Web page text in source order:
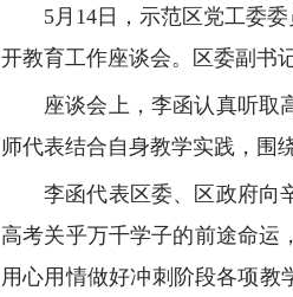
5月14日，示范区党工委
开教育工作座谈会。区委副书
座谈会上，李函认真听取
师代表结合自身教学实践，围
李函代表区委、区政府向
高考关乎万千学子的前途命运
用心用情做好冲刺阶段各项教